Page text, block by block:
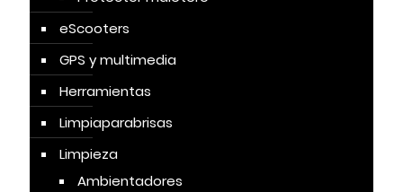
eScooters
GPS y multimedia
Herramientas
Limpiaparabrisas
Limpieza
Ambientadores